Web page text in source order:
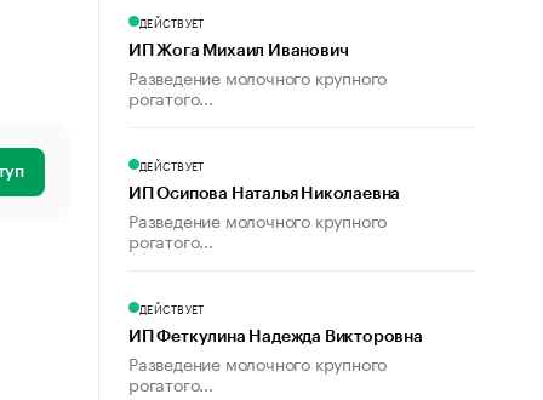
ДЕЙСТВУЕТ
ИП Жога Михаил Иванович
Разведение молочного крупного
рогатого...
ДЕЙСТВУЕТ
ИП Осипова Наталья Николаевна
Разведение молочного крупного
рогатого...
ДЕЙСТВУЕТ
ИП Феткулина Надежда Викторовна
Разведение молочного крупного
рогатого...